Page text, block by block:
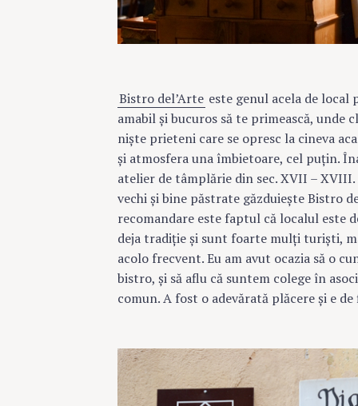
Bistro del’Arte este genul acela de
amabil şi bucuros să te primească,
nişte prieteni care se opresc la cineva
şi atmosfera una îmbietoare, cel puţin.
atelier de tâmplărie din sec. XVII –
vechi şi bine păstrate găzduieşte Bistro
recomandare este faptul că localul este
deja tradiţie şi sunt foarte mulţi turişti,
acolo frecvent. Eu am avut ocazia să o
bistro, şi să aflu că suntem colege în
comun. A fost o adevărată plăcere şi e